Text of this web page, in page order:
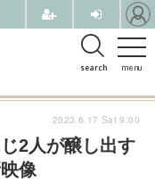
menu
search
2人が醸し出す
像
2023.6.17 Sat 9:00